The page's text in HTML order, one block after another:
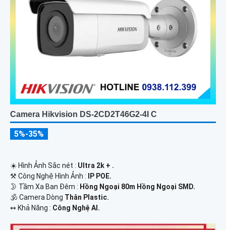
Camera Hikvision DS-2CD2T46G2-4I C
5%-35%
☀️ Hình Ảnh Sắc nét : Ultra 2k + .
⚒ Công Nghệ Hình Ảnh :
IP POE.
🌛 Tầm Xa Ban Đêm : Hồng Ngoại 80m Hồng Ngoại SMD.
🕉️ Camera Dòng Thân Plastic.
️↭ Khả Năng : Công Nghệ AI.